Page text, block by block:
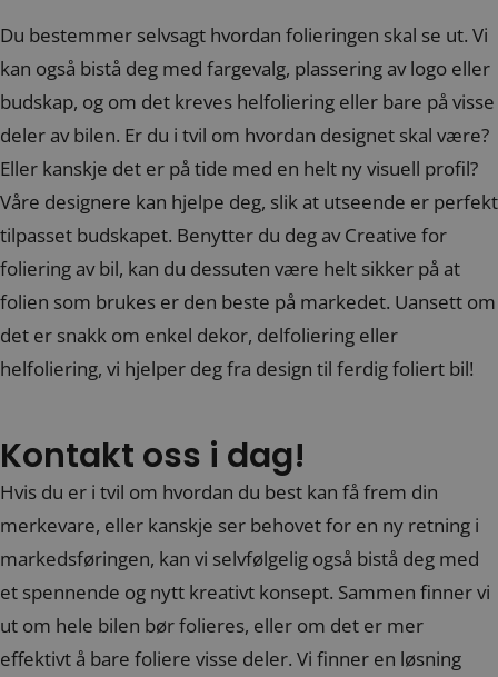
Du bestemmer selvsagt hvordan folieringen skal se ut. Vi
kan også bistå deg med fargevalg, plassering av logo eller
budskap, og om det kreves helfoliering eller bare på visse
deler av bilen. Er du i tvil om hvordan designet skal være?
Eller kanskje det er på tide med en helt ny visuell profil?
Våre designere kan hjelpe deg, slik at utseende er perfekt
tilpasset budskapet. Benytter du deg av Creative for
foliering av bil, kan du dessuten være helt sikker på at
folien som brukes er den beste på markedet. Uansett om
det er snakk om enkel dekor, delfoliering eller
helfoliering, vi hjelper deg fra design til ferdig foliert bil!
Kontakt oss i dag!
Hvis du er i tvil om hvordan du best kan få frem din
merkevare, eller kanskje ser behovet for en ny retning i
markedsføringen, kan vi selvfølgelig også bistå deg med
et spennende og nytt kreativt konsept. Sammen finner vi
ut om hele bilen bør folieres, eller om det er mer
effektivt å bare foliere visse deler. Vi finner en løsning